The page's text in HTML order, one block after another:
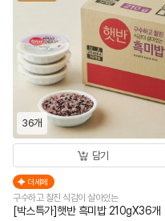
36개
담기
더세페
구수하고 찰진 식감이 살아있는
[박스특가]햇반 흑미밥 210gX36개